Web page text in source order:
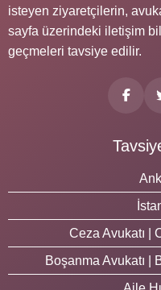
isteyen ziyaretçilerin,
sayfa üzerindeki iletişim
geçmeleri tavsiye edilir.
Ceza Avukatı |
Boşanma Avukatı |